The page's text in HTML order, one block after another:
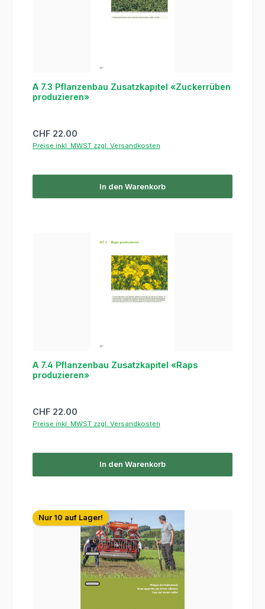
A 7.3 Pflanzenbau Zusatzkapitel «Zuckerrüben
produzieren»
Regulärer Preis:
CHF 22.00
Preise inkl. MWST zzgl. Versandkosten
In den Warenkorb
A 7.4 Pflanzenbau Zusatzkapitel «Raps
produzieren»
Regulärer Preis:
CHF 22.00
Preise inkl. MWST zzgl. Versandkosten
In den Warenkorb
Nur 10 auf Lager!